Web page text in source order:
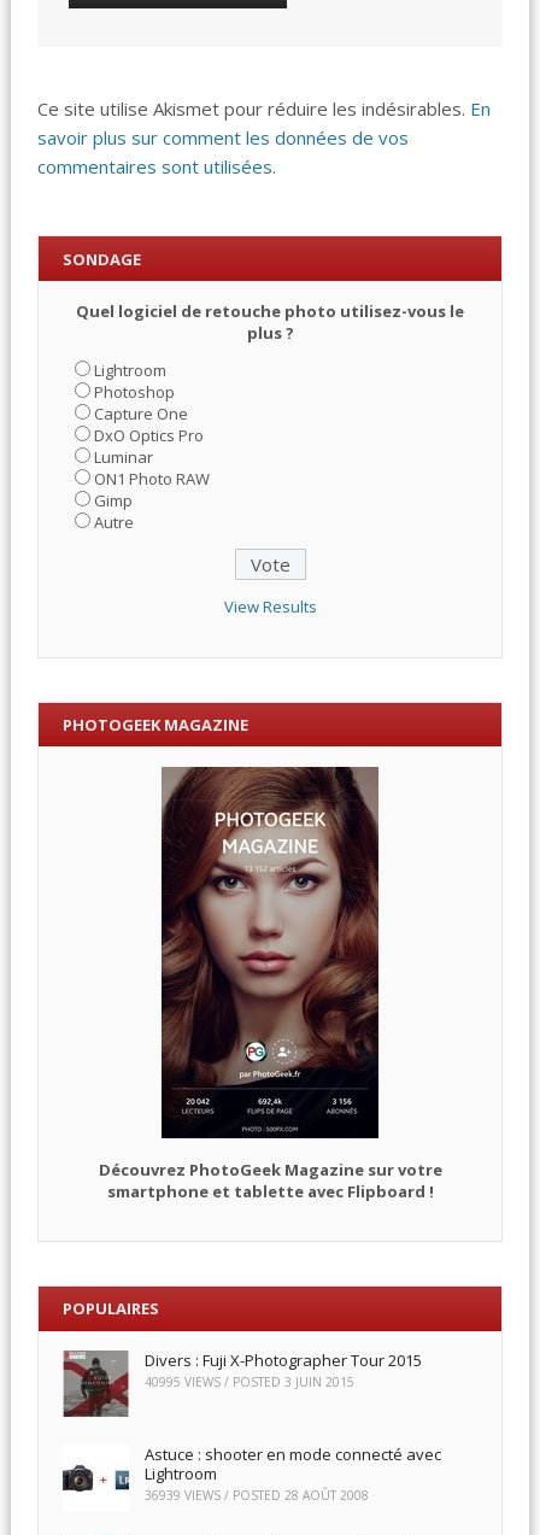
Ce site utilise Akismet pour réduire les indésirables. En
savoir plus sur comment les données de vos
commentaires sont utilisées.
SONDAGE
Quel logiciel de retouche photo utilisez-vous le
plus ?
Lightroom
Photoshop
Capture One
DxO Optics Pro
Luminar
ON1 Photo RAW
Gimp
Autre
View Results
PHOTOGEEK MAGAZINE
Découvrez PhotoGeek Magazine sur votre
smartphone et tablette avec Flipboard !
POPULAIRES
Divers : Fuji X-Photographer Tour 2015
40995 VIEWS / POSTED 3 JUIN 2015
Astuce : shooter en mode connecté avec
Lightroom
36939 VIEWS / POSTED 28 AOÛT 2008